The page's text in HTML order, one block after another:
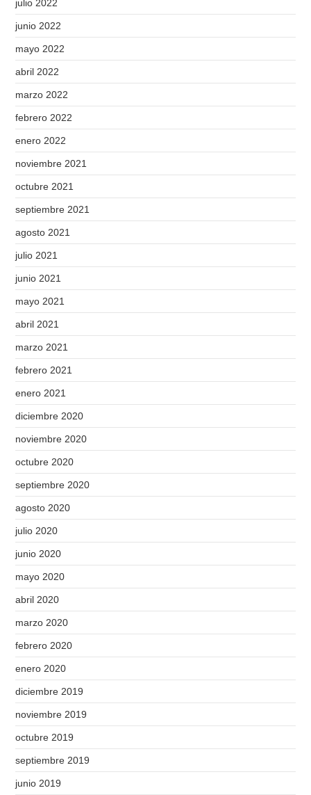
julio 2022
junio 2022
mayo 2022
abril 2022
marzo 2022
febrero 2022
enero 2022
noviembre 2021
octubre 2021
septiembre 2021
agosto 2021
julio 2021
junio 2021
mayo 2021
abril 2021
marzo 2021
febrero 2021
enero 2021
diciembre 2020
noviembre 2020
octubre 2020
septiembre 2020
agosto 2020
julio 2020
junio 2020
mayo 2020
abril 2020
marzo 2020
febrero 2020
enero 2020
diciembre 2019
noviembre 2019
octubre 2019
septiembre 2019
junio 2019